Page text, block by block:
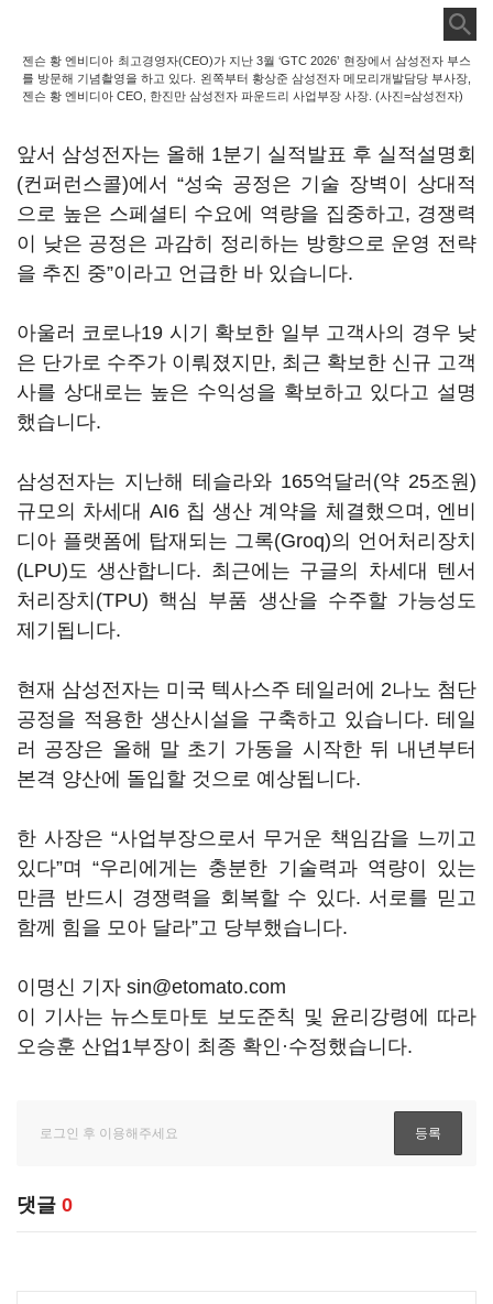
젠슨 황 엔비디아 최고경영자(CEO)가 지난 3월 ‘GTC 2026’ 현장에서 삼성전자 부스
를 방문해 기념촬영을 하고 있다. 왼쪽부터 황상준 삼성전자 메모리개발담당 부사장,
젠슨 황 엔비디아 CEO, 한진만 삼성전자 파운드리 사업부장 사장. (사진=삼성전자)
앞서 삼성전자는 올해 1분기 실적발표 후 실적설명회
(컨퍼런스콜)에서 “성숙 공정은 기술 장벽이 상대적
으로 높은 스페셜티 수요에 역량을 집중하고, 경쟁력
이 낮은 공정은 과감히 정리하는 방향으로 운영 전략
을 추진 중”이라고 언급한 바 있습니다.
아울러 코로나19 시기 확보한 일부 고객사의 경우 낮
은 단가로 수주가 이뤄졌지만, 최근 확보한 신규 고객
사를 상대로는 높은 수익성을 확보하고 있다고 설명
했습니다.
삼성전자는 지난해 테슬라와 165억달러(약 25조원)
규모의 차세대 AI6 칩 생산 계약을 체결했으며, 엔비
디아 플랫폼에 탑재되는 그록(Groq)의 언어처리장치
(LPU)도 생산합니다. 최근에는 구글의 차세대 텐서
처리장치(TPU) 핵심 부품 생산을 수주할 가능성도
제기됩니다.
현재 삼성전자는 미국 텍사스주 테일러에 2나노 첨단
공정을 적용한 생산시설을 구축하고 있습니다. 테일
러 공장은 올해 말 초기 가동을 시작한 뒤 내년부터
본격 양산에 돌입할 것으로 예상됩니다.
한 사장은 “사업부장으로서 무거운 책임감을 느끼고
있다”며 “우리에게는 충분한 기술력과 역량이 있는
만큼 반드시 경쟁력을 회복할 수 있다. 서로를 믿고
함께 힘을 모아 달라”고 당부했습니다.
이명신 기자 sin@etomato.com
이 기사는 뉴스토마토 보도준칙 및 윤리강령에 따라
오승훈 산업1부장이 최종 확인·수정했습니다.
댓글 0